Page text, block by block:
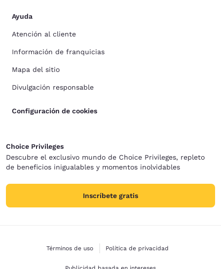
Ayuda
Atención al cliente
Información de franquicias
Mapa del sitio
Divulgación responsable
Configuración de cookies
Choice Privileges
Descubre el exclusivo mundo de Choice Privileges, repleto
de beneficios inigualables y momentos inolvidables
Inscríbete gratis
Términos de uso Política de privacidad